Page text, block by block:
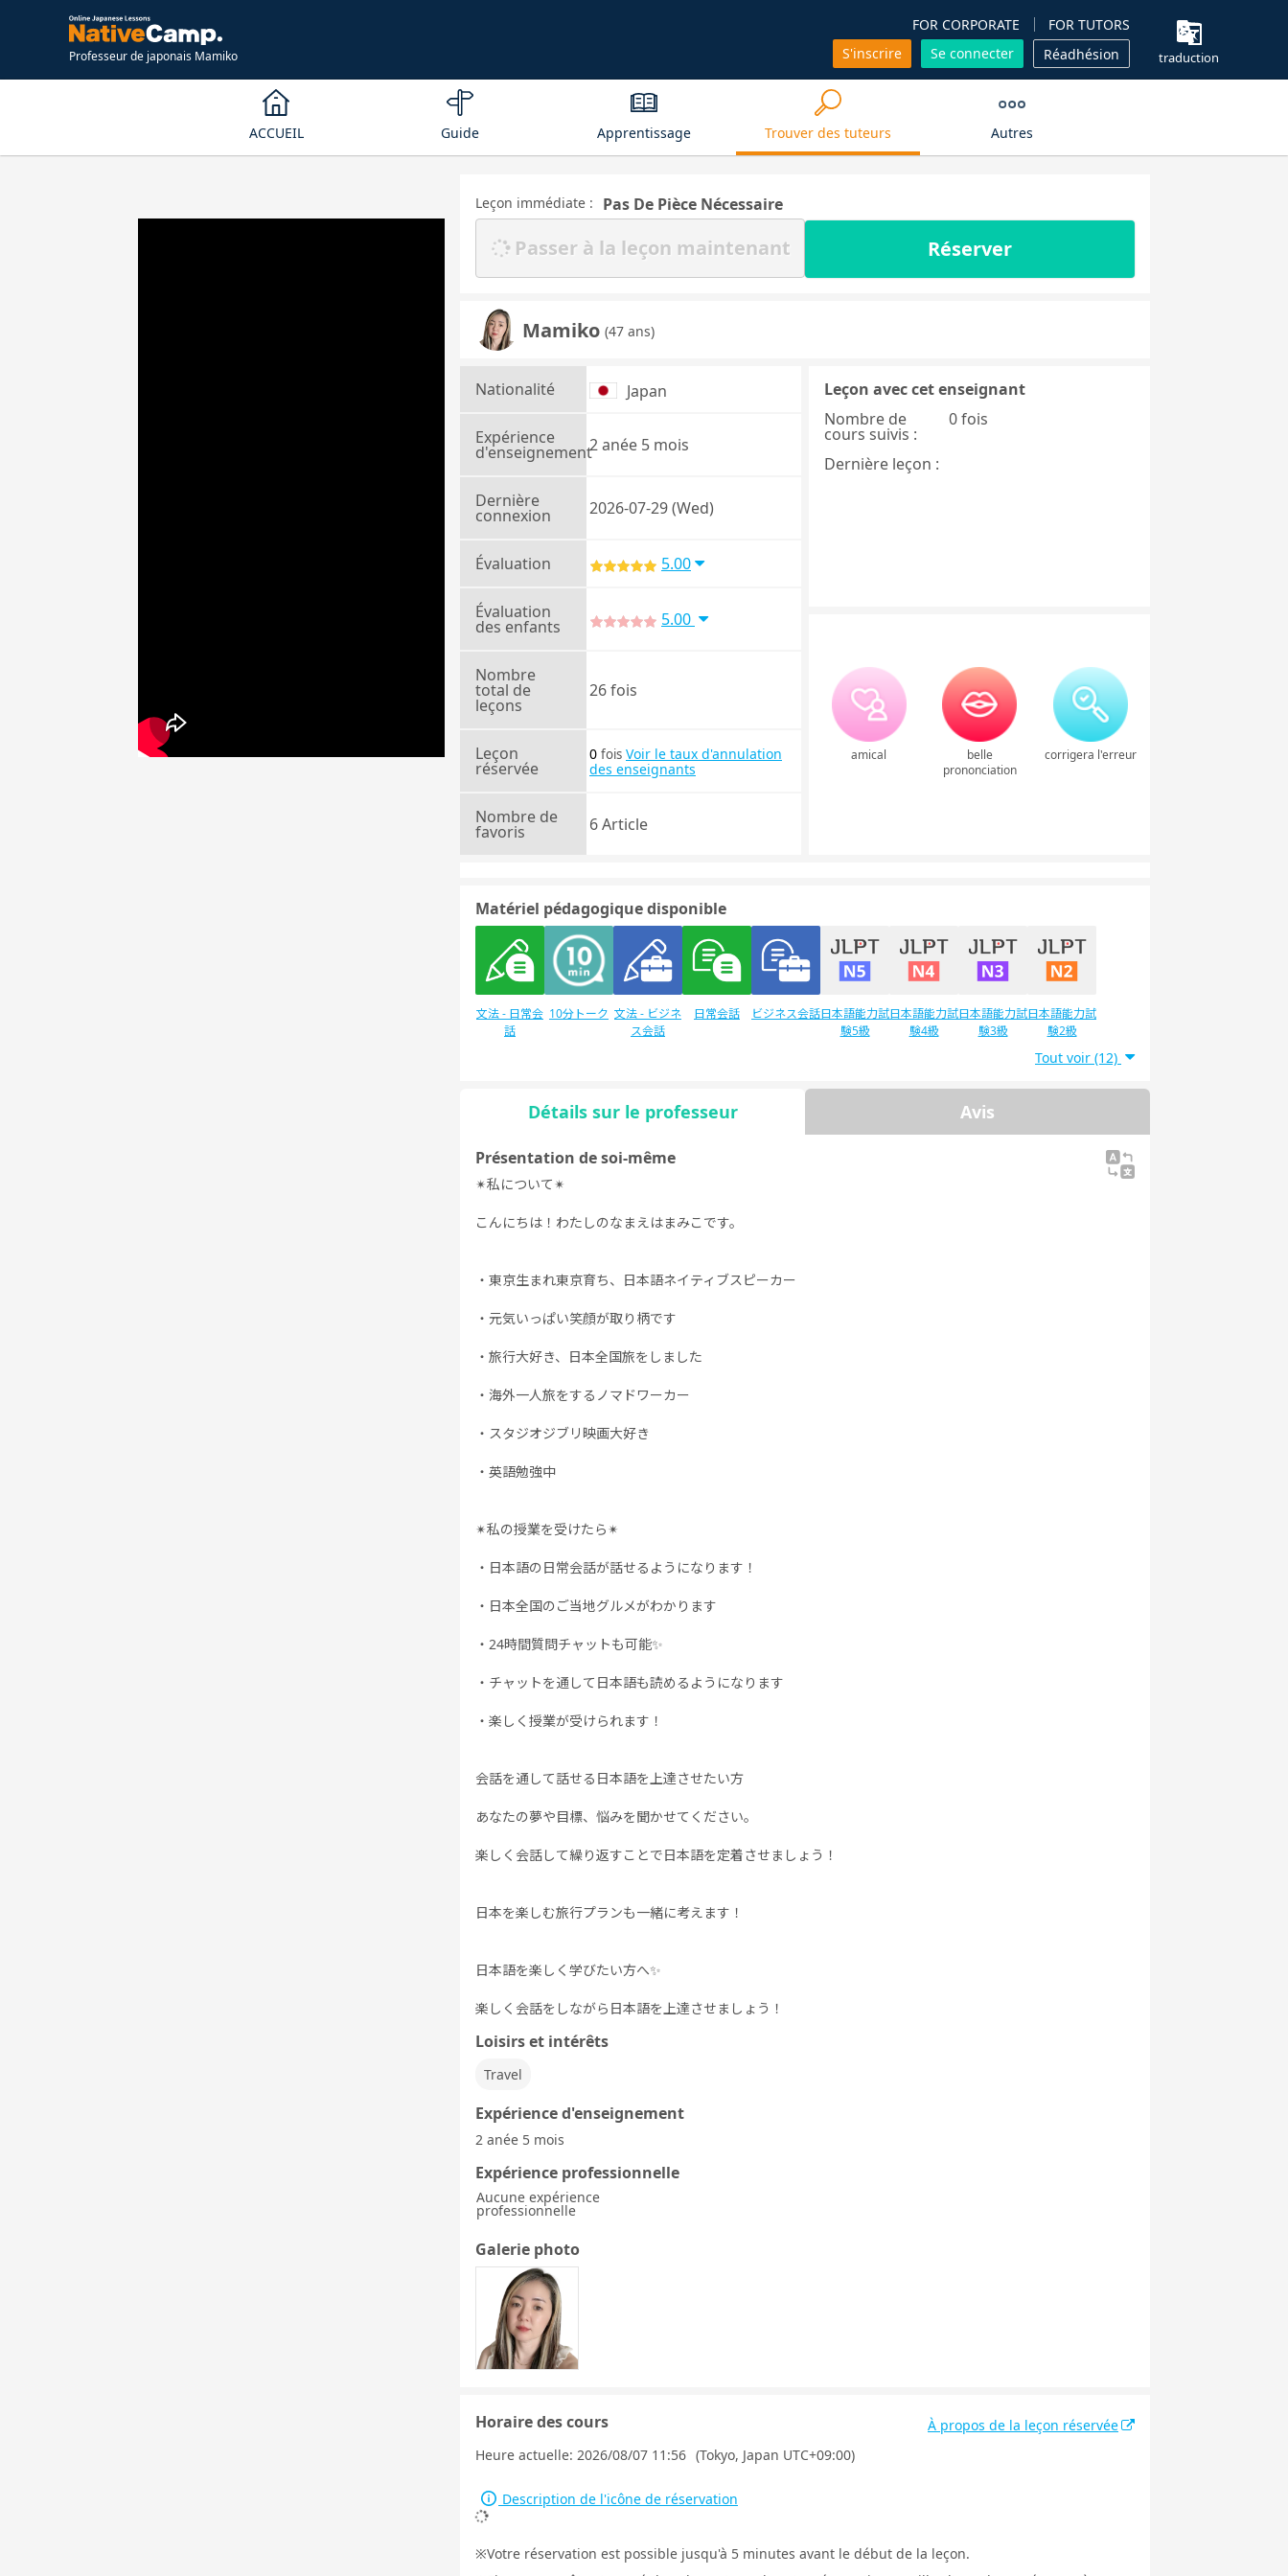
Professeur de japonais Mamiko
FOR CORPORATE
FOR TUTORS
S'inscrire
Se connecter Réadhésion traduction
ACCUEIL Guide Apprentissage Trouver des tuteurs Autres
Leçon immédiate : Pas De Pièce Nécessaire
Passer à la leçon maintenant Réserver
Mamiko (47 ans)
Nationalité Japan
Expérience
d'enseignement2 anée 5 mois
Dernière
connexion 2026-07-29 (Wed)
Évaluation 5.00
Évaluation
des enfants 5.00
Nombre
total de
leçons
26 fois
Leçon
réservée
0 fois Voir le taux d'annulation
des enseignants
Nombre de
favoris 6 Article
Leçon avec cet enseignant
Nombre de
cours suivis :
0 fois
Dernière leçon :
amical
belle
prononciation
corrigera l'erreur
Matériel pédagogique disponible
文法 - 日常会
話
10分トーク 文法 - ビジネ
ス会話
日常会話 ビジネス会話日本語能力試
験5級
日本語能力試
験4級
日本語能力試
験3級
日本語能力試
験2級
デイリートピ
Tout voir (12)
Détails sur le professeur Avis
Présentation de soi-même
✴︎私について✴︎
こんにちは！わたしのなまえはまみこです。
・東京生まれ東京育ち、日本語ネイティブスピーカー
・元気いっぱい笑顔が取り柄です
・旅行大好き、日本全国旅をしました
・海外一人旅をするノマドワーカー
・スタジオジブリ映画大好き
・英語勉強中
✴︎私の授業を受けたら✴︎
・日本語の日常会話が話せるようになります！
・日本全国のご当地グルメがわかります
・24時間質問チャットも可能✨
・チャットを通して日本語も読めるようになります
・楽しく授業が受けられます！
会話を通して話せる日本語を上達させたい方
あなたの夢や目標、悩みを聞かせてください。
楽しく会話して繰り返すことで日本語を定着させましょう！
日本を楽しむ旅行プランも一緒に考えます！
日本語を楽しく学びたい方へ✨
楽しく会話をしながら日本語を上達させましょう！
Loisirs et intérêts
Travel
Expérience d'enseignement
2 anée 5 mois
Expérience professionnelle
Aucune expérience
professionnelle
Galerie photo
Horaire des cours
À propos de la leçon réservée
Heure actuelle: 2026/08/07 11:56 (Tokyo, Japan UTC+09:00)
Description de l'icône de réservation
Votre réservation est possible jusqu'à 5 minutes avant le début de la leçon.